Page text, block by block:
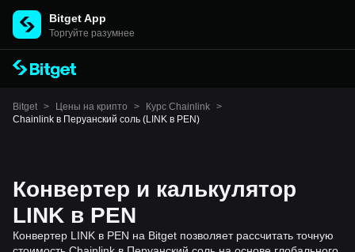
Bitget App
Торгуйте разумнее
Bitget > Цены на крипто > Курс Chainlink >
Chainlink в Перуанский соль (LINK в PEN)
Конвертер и калькулятор
LINK в PEN
Конвертер LINK в PEN на Bitget позволяет рассчитать точную